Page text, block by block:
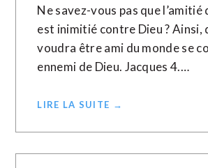
Ne savez-vous pas que l’amitié
est inimitié contre Dieu ? Ainsi,
voudra être ami du monde se
ennemi de Dieu. Jacques 4.…
LIRE LA SUITE →